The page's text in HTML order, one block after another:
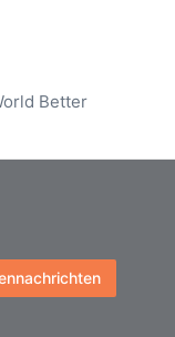
Better